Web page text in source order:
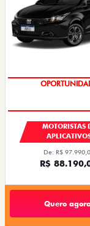
MOTORISTAS
De: R$
R$
Quero